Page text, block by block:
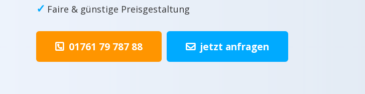
✓ Faire & günstige Preisgestaltung
01761 79 787 88 jetzt anfragen